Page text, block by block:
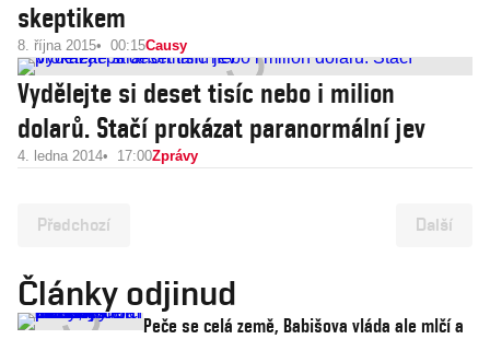
skeptikem
8. října 2015 00:15Causy
Vydělejte si deset tisíc nebo i milion
dolarů. Stačí prokázat paranormální jev
4. ledna 2014 17:00Zprávy
Předchozí Další
Články odjinud
Peče se celá země, Babišova vláda ale mlčí a